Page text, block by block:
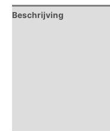
Beschrijving